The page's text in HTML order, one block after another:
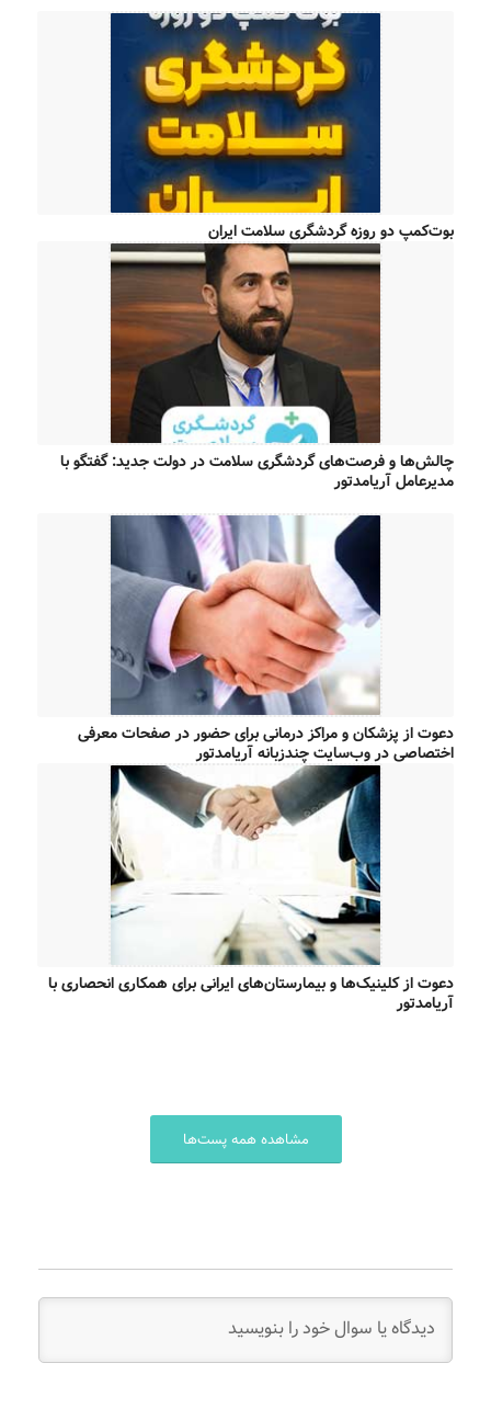
بوت‌کمپ دو روزه گردشگری سلامت ایران
چالش‌ها و فرصت‌های گردشگری سلامت در دولت جدید: گفتگو با
مدیرعامل آریامدتور
دعوت از پزشکان و مراکز درمانی برای حضور در صفحات معرفی
اختصاصی در وب‌سایت چندزبانه آریامدتور
دعوت از کلینیک‌ها و بیمارستان‌های ایرانی برای همکاری انحصاری با
آریامدتور
مشاهده همه پست‌ها